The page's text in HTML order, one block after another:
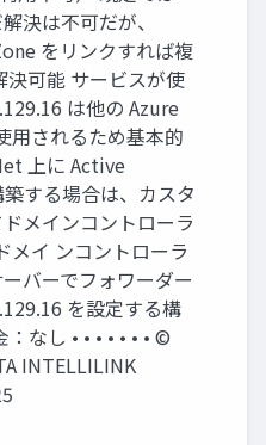
決は不可だが、
をリンクすれば複
可能 サービスが使
は他の Azure
用されるため基本的
上に Active
する場合は、カスタ
メインコントローラ
メイ ンコントローラ
バーでフォワーダー
を設定する構
なし • • • • • • • ©
INTELLILINK